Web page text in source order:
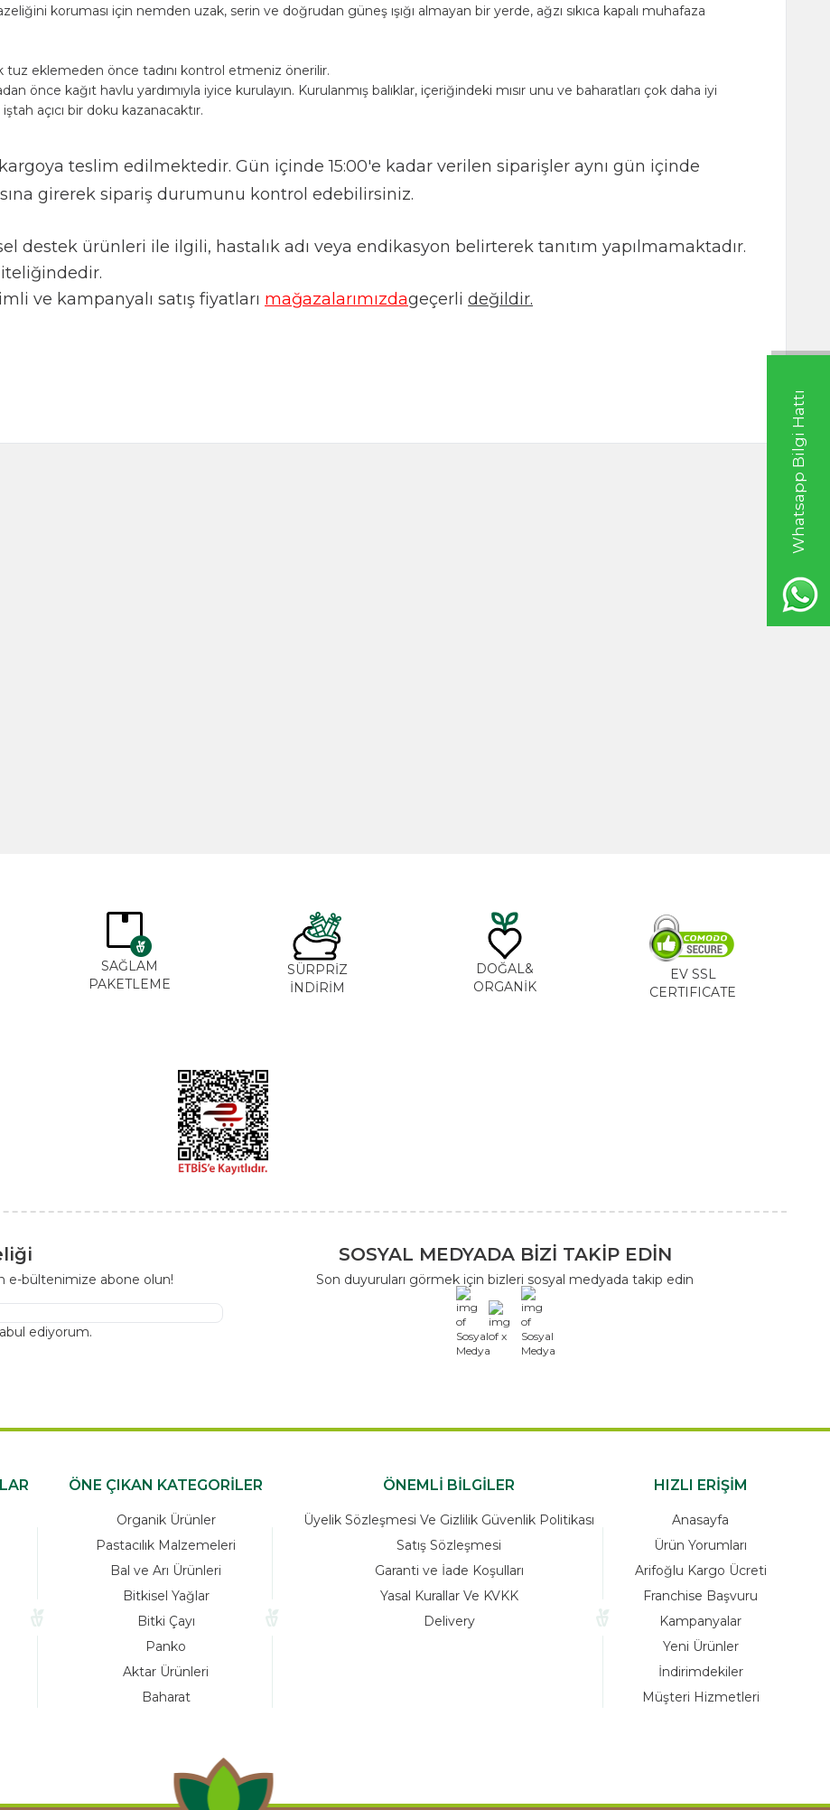
Whatsapp Bilgi Hattı
koruması için nemden uzak, serin ve doğrudan güneş ışığı almayan bir yerde, ağzı sıkıca kapalı muhafaza
tuz eklemeden önce tadını kontrol etmeniz önerilir.
önce kağıt havlu yardımıyla iyice kurulayın. Kurulanmış balıklar, içeriğindeki mısır unu ve baharatları çok daha iyi
açıcı bir doku kazanacaktır.
teslim edilmektedir. Gün içinde 15:00'e kadar verilen siparişler aynı gün içinde
girerek sipariş durumunu kontrol edebilirsiniz.
destek ürünleri ile ilgili, hastalık adı veya endikasyon belirterek tanıtım yapılmamaktadır.
ve kampanyalı satış fiyatları mağazalarımızdageçerli değildir.
Beyaz Biber (Acı)(Öğütülmüş) 55g
SAĞLAM
PAKETLEME
SÜRPRİZ
İNDİRİM
DOĞAL&
ORGANİK
EV SSL
CERTIFICATE
e-bültenimize abone olun!
ediyorum.
SOSYAL MEDYADA BİZİ TAKİP EDİN
Son duyuruları görmek için bizleri sosyal medyada takip edin
x
ÖNE ÇIKAN KATEGORİLER
Organik Ürünler
Pastacılık Malzemeleri
Bal ve Arı Ürünleri
Bitkisel Yağlar
Bitki Çayı
Panko
Aktar Ürünleri
Baharat
ÖNEMLİ BİLGİLER
Üyelik Sözleşmesi Ve Gizlilik Güvenlik Politikası
Satış Sözleşmesi
Garanti ve İade Koşulları
Yasal Kurallar Ve KVKK
Delivery
HIZLI ERİŞİM
Anasayfa
Ürün Yorumları
Arifoğlu Kargo Ücreti
Franchise Başvuru
Kampanyalar
Yeni Ürünler
İndirimdekiler
Müşteri Hizmetleri